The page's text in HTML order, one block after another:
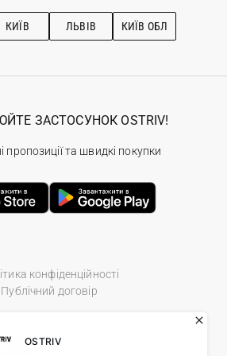
з догляду
КИЇВ ЛЬВІВ КИЇВ ОБЛ
конфіденційності
Публічний договір
ЗАСТОСУНОК OSTRIV!
пропозиції та швидкі покупки